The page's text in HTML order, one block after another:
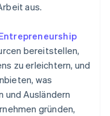
aus.
bereitstellen,
zu erleichtern, und
was
und Ausländern
gründen,